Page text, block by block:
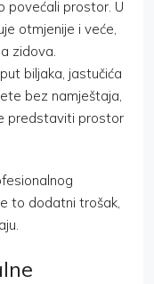
povećali prostor. U
otmjenije i veće,
zidova.
biljaka, jastučića
bez namještaja,
predstaviti prostor
to dodatni trošak,